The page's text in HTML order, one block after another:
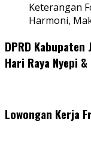
Keterangan
Harmoni,
DPRD
Hari Raya Nyepi
Lowongan Kerja